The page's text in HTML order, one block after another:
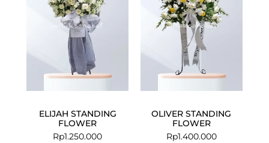
ELIJAH STANDING
FLOWER
Rp1.250.000
OLIVER STANDING
FLOWER
Rp1.400.000